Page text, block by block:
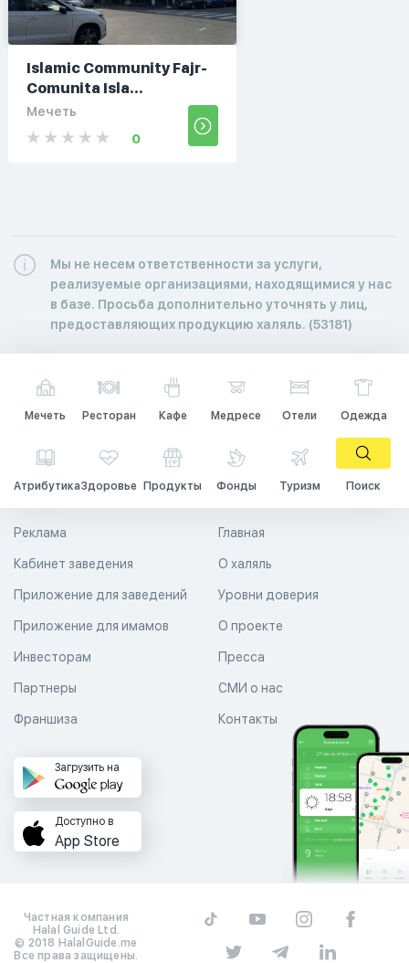
Islamic Community Fajr-
Comunita Isla...
Мечеть
0
Мы не несем ответственности за услуги,
реализуемые организациями, находящимися у нас
в базе. Просьба дополнительно уточнять у лиц,
предоставляющих продукцию халяль. (53181)
Мечеть Ресторан Кафе Медресе Отели Одежда
АтрибутикаЗдоровье Продукты Фонды Туризм Поиск
Главная
О халяль
Уровни доверия
Реклама
Кабинет заведения
Приложение для заведений
Приложение для имамов О проекте
Пресса
СМИ о нас
Контакты
Инвесторам
Партнеры
Франшиза
Загрузить на
Доступно в
App Store
Частная компания
Halal Guide Ltd.
© 2018 HalalGuide.me
Все права защищены.